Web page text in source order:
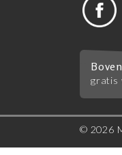
gratis
© 2026